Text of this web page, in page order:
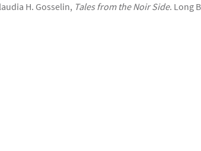
H. Gosselin, Tales from the Noir Side. Long